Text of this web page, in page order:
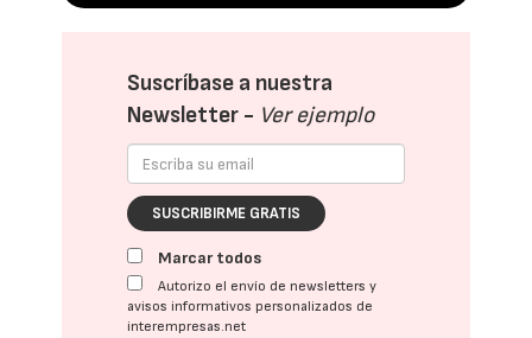
Suscríbase a nuestra
Newsletter - Ver ejemplo
SUSCRIBIRME GRATIS
Marcar todos
Autorizo el envío de newsletters y
avisos informativos personalizados de
interempresas.net